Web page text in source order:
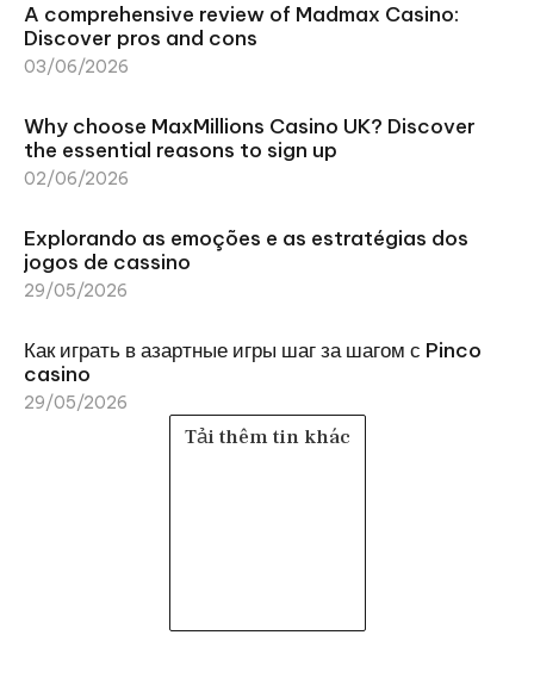
A comprehensive review of Madmax Casino:
Discover pros and cons
03/06/2026
Why choose MaxMillions Casino UK? Discover
the essential reasons to sign up
02/06/2026
Explorando as emoções e as estratégias dos
jogos de cassino
29/05/2026
Как играть в азартные игры шаг за шагом с Pinco
casino
29/05/2026
Tải thêm tin khác